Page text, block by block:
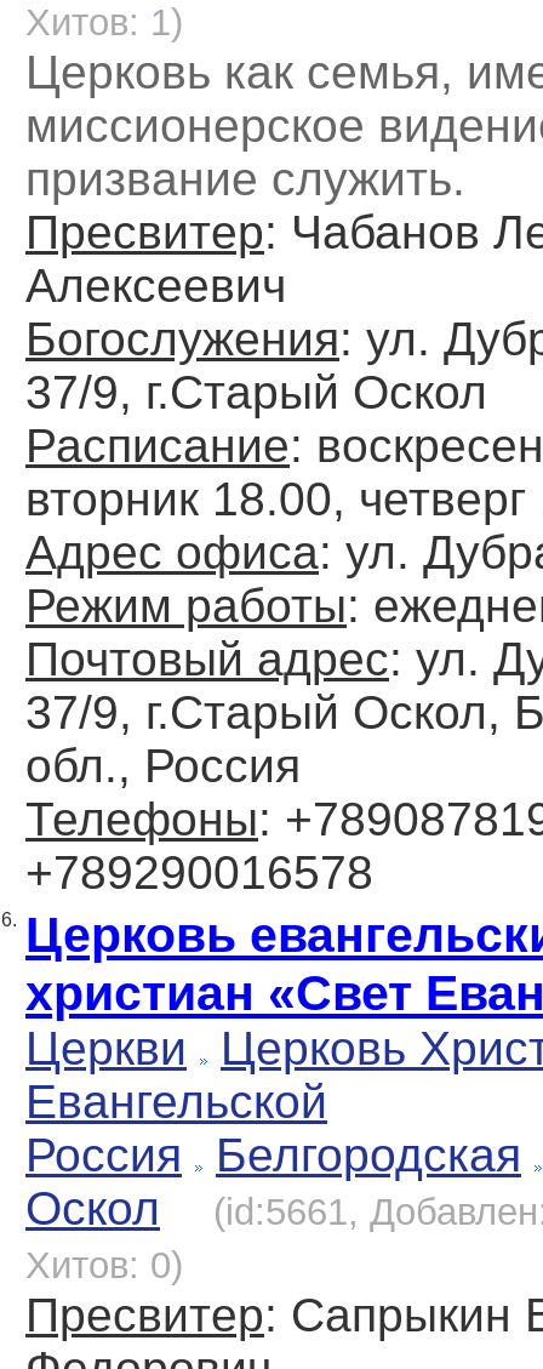
Хитов: 1)
Церковь как семья,
миссионерское
призвание служить.
Пресвитер: Чабанов
Алексеевич
Богослужения: ул.
37/9, г.Старый Оскол
Расписание:
вторник 18.00,
Адрес офиса: ул.
Режим работы:
Почтовый адрес: ул.
37/9, г.Старый Оскол,
обл., Россия
Телефоны:
+789290016578
6. Церковь
христиан «Свет
Церкви
Церковь
Евангельской
Россия
Белгородская
Оскол
(id:5661,
Хитов: 0)
Пресвитер: Сапрыкин